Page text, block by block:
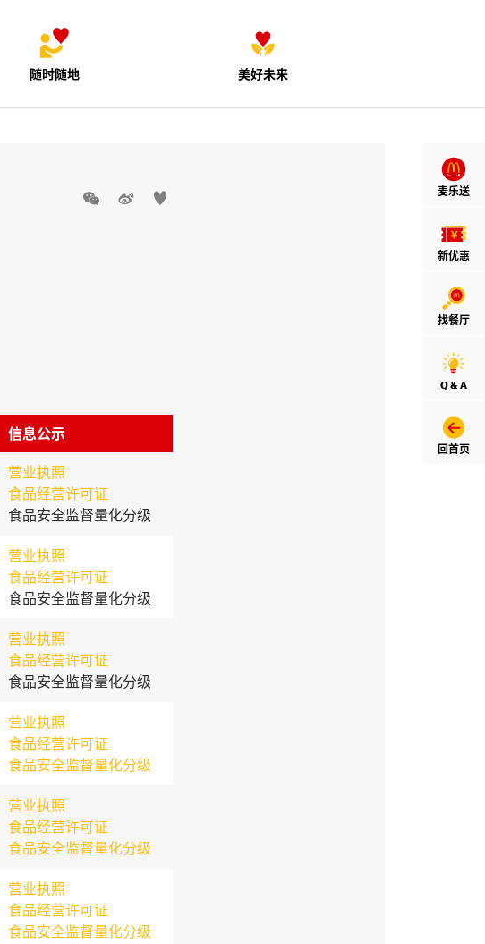
随时随地 美好未来
麦乐送
新优惠
找餐厅
Q & A
回首页
  
信息公示
营业执照
食品经营许可证
食品安全监督量化分级
营业执照
食品经营许可证
食品安全监督量化分级
营业执照
食品经营许可证
食品安全监督量化分级
营业执照
食品经营许可证
食品安全监督量化分级
营业执照
食品经营许可证
食品安全监督量化分级
营业执照
食品经营许可证
食品安全监督量化分级